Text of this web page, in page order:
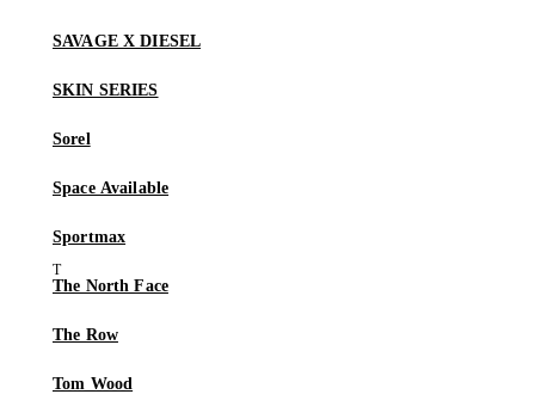
SAVAGE X DIESEL
SKIN SERIES
Sorel
Space Available
Sportmax
The North Face
The Row
Tom Wood